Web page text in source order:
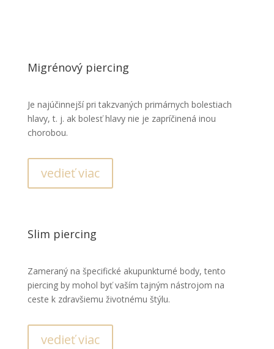
Migrénový piercing
Je najúčinnejší pri takzvaných primárnych bolestiach
hlavy, t. j. ak bolesť hlavy nie je zapríčinená inou
chorobou.
vedieť viac
Slim piercing
Zameraný na špecifické akupunkturné body, tento
piercing by mohol byť vaším tajným nástrojom na
ceste k zdravšiemu životnému štýlu.
vedieť viac